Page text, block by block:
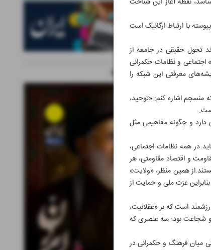
با ارتباط ارگانیک است
تحول حقیقی در جامعه از
و نظامات حکمرانی
معرفتی این شبکه را
منسجم اشاره کنم: «توحید،
و چگونه مفاهیمی مثل
در همه نظامات اجتماعی،
و اقتصاد مقاومتی، هر
همین منظر، «ولایت»
عزت ملی و حمایت از
است که بر «عقلانیت،
و شجاعت بود؛ سه عنصری که
میان فرهنگ و حکمرانی در
ویژه نامه های مرتبط